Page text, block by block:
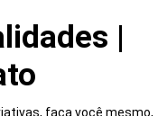
|
faça você mesmo,